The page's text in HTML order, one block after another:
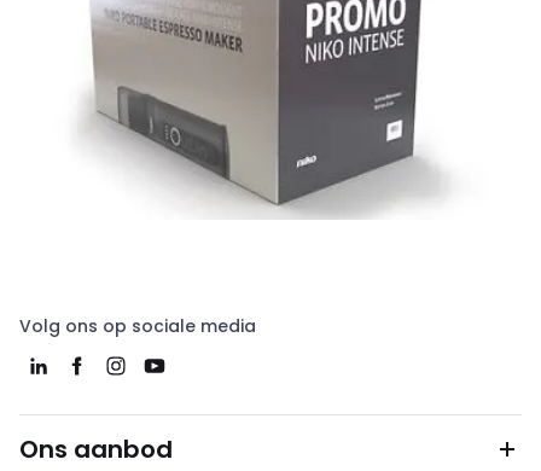
Volg ons op sociale media
Ons aanbod